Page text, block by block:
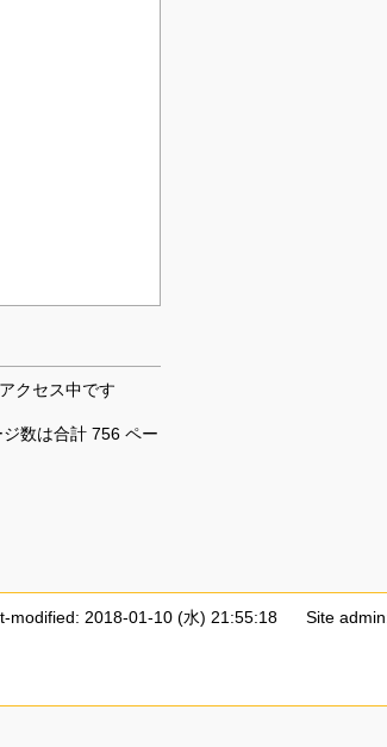
クセス中です
数は合計 756 ペー
modified: 2018-01-10 (水) 21:55:18 Site